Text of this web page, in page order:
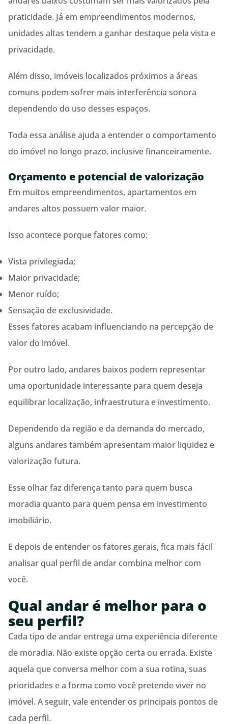
praticidade. Já em empreendimentos modernos,
unidades altas tendem a ganhar destaque pela vista e
privacidade.
Além disso, imóveis localizados próximos a áreas
comuns podem sofrer mais interferência sonora
dependendo do uso desses espaços.
Toda essa análise ajuda a entender o comportamento
do imóvel no longo prazo, inclusive financeiramente.
Orçamento e potencial de valorização
Em muitos empreendimentos, apartamentos em
andares altos possuem valor maior.
Isso acontece porque fatores como:
Vista privilegiada;
Maior privacidade;
Menor ruído;
Sensação de exclusividade.
Esses fatores acabam influenciando na percepção de
valor do imóvel.
Por outro lado, andares baixos podem representar
uma oportunidade interessante para quem deseja
equilibrar localização, infraestrutura e investimento.
Dependendo da região e da demanda do mercado,
alguns andares também apresentam maior liquidez e
valorização futura.
Esse olhar faz diferença tanto para quem busca
moradia quanto para quem pensa em investimento
imobiliário.
E depois de entender os fatores gerais, fica mais fácil
analisar qual perfil de andar combina melhor com
você.
Qual andar é melhor para o
seu perfil?
Cada tipo de andar entrega uma experiência diferente
de moradia. Não existe opção certa ou errada. Existe
aquela que conversa melhor com a sua rotina, suas
prioridades e a forma como você pretende viver no
imóvel. A seguir, vale entender os principais pontos de
cada perfil.